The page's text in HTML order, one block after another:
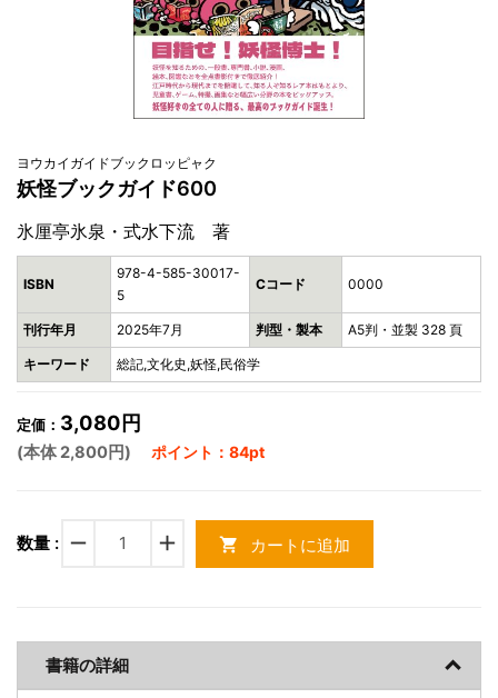
ヨウカイガイドブックロッピャク
妖怪ブックガイド600
氷厘亭氷泉・式水下流 著
ISBN
978-4-585-30017-
5
Cコード 0000
刊行年月 2025年7月 判型・製本 A5判・並製 328 頁
キーワード 総記,文化史,妖怪,民俗学
定価： 3,080円
(本体 2,800円) ポイント：84pt
数量 : remove add shopping_cart カートに追加
書籍の詳細